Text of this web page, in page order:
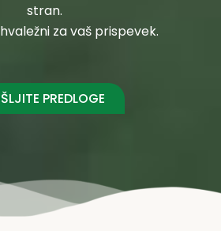
stran.
za vaš prispevek.
PREDLOGE